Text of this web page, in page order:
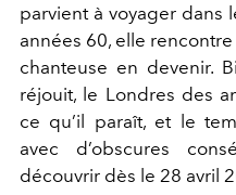
parvient à voyager dans
années 60, elle
chanteuse en devenir.
réjouit, le Londres des
ce qu’il paraît, et le
avec d’obscures
découvrir dès le 28 avril